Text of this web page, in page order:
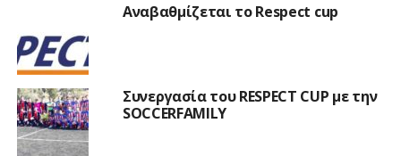
Αναβαθμίζεται το Respect cup
Συνεργασία του RESPECT CUP με την
SOCCERFAMILY